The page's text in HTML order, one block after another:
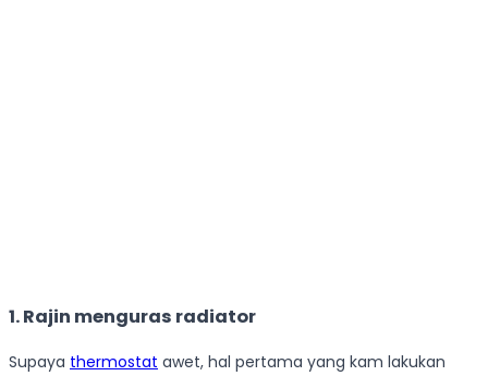
1. Rajin menguras radiator
Supaya thermostat awet, hal pertama yang kam lakukan